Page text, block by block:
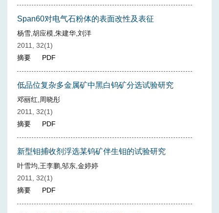
Span60对电气石粉体的表面改性及表征
杨雪,胡应模,朱建华,刘洋
2011, 32(1)
摘要
PDF
低品位复杂多金属矿中黑白钨矿分选试验研究
邓丽红,周晓彤
2011, 32(1)
摘要
PDF
新型钼捕收剂浮选某钨矿伴生钼的试验研究
叶雪均,王李鹏,邬东,金婷婷
2011, 32(1)
摘要
PDF